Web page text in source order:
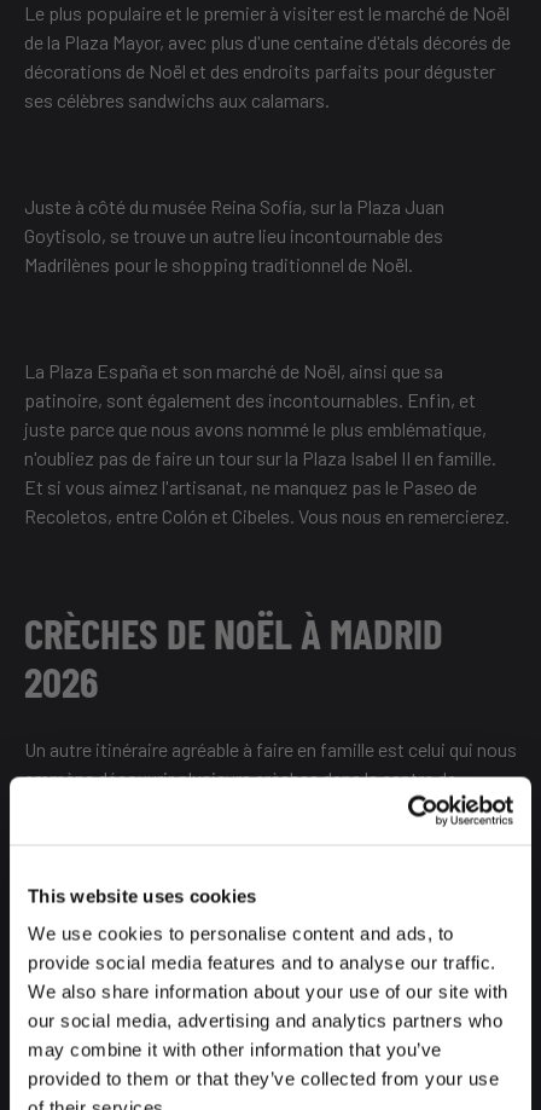
This website uses cookies
We use cookies to personalise content and ads, to
provide social media features and to analyse our traffic.
We also share information about your use of our site with
our social media, advertising and analytics partners who
may combine it with other information that you’ve
provided to them or that they’ve collected from your use
Le plus populaire et le premier à visiter est le marché de Noël
de la Plaza Mayor, avec plus d'une centaine d'étals décorés de
décorations de Noël et des endroits parfaits pour déguster
ses célèbres sandwichs aux calamars.
Juste à côté du musée Reina Sofía, sur la Plaza Juan
Goytisolo, se trouve un autre lieu incontournable des
Madrilènes pour le shopping traditionnel de Noël.
La Plaza España et son marché de Noël, ainsi que sa
patinoire, sont également des incontournables. Enfin, et
juste parce que nous avons nommé le plus emblématique,
n'oubliez pas de faire un tour sur la Plaza Isabel II en famille.
Et si vous aimez l'artisanat, ne manquez pas le Paseo de
Recoletos, entre Colón et Cibeles. Vous nous en remercierez.
CRÈCHES DE NOËL À MADRID
2026
Un autre itinéraire agréable à faire en famille est celui qui nous
emmène découvrir plusieurs crèches dans le centre de
Madrid. Une façon fantastique de découvrir le centre-ville et
Nous commençons par la crèche de Noël de l'Hôtel de Ville de
Madrid, qui chaque année nous plonge dans la magie de Noël
grâce à un artisanat digne des plus grands maîtres. À côté de
celle-ci, nous trouvons celle de la Plaza Mayor, que nous
avons déjà visitée à la recherche de notre marché de Noël.